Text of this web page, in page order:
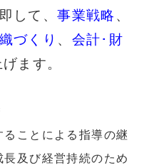
して、事業戦略 、
づくり 、 会計･財
ます。
ことによる指導の継
及び経営持続のため